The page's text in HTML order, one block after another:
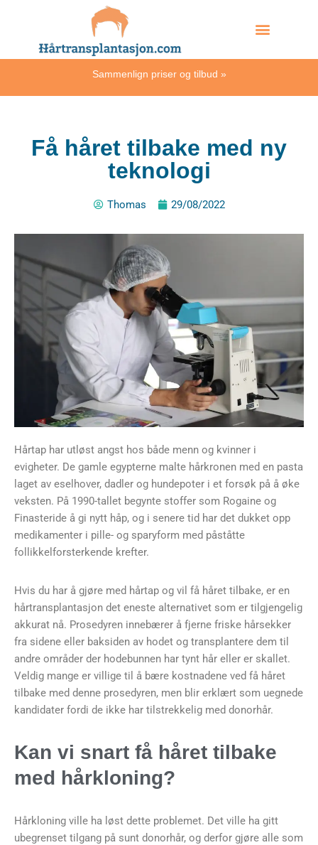
Sammenlign priser og tilbud »
Få håret tilbake med ny
teknologi
Thomas 29/08/2022
Hårtap har utløst angst hos både menn og kvinner i
evigheter. De gamle egypterne malte hårkronen med en pasta
laget av eselhover, dadler og hundepoter i et forsøk på å øke
veksten. På 1990-tallet begynte stoffer som Rogaine og
Finasteride å gi nytt håp, og i senere tid har det dukket opp
medikamenter i pille- og sparyform med påståtte
follikkelforsterkende krefter.
Hvis du har å gjøre med hårtap og vil få håret tilbake, er en
hårtransplantasjon det eneste alternativet som er tilgjengelig
akkurat nå. Prosedyren innebærer å fjerne friske hårsekker
fra sidene eller baksiden av hodet og transplantere dem til
andre områder der hodebunnen har tynt hår eller er skallet.
Veldig mange er villige til å bære kostnadene ved få håret
tilbake med denne prosedyren, men blir erklært som uegnede
kandidater fordi de ikke har tilstrekkelig med donorhår.
Kan vi snart få håret tilbake
med hårkloning?
Hårkloning ville ha løst dette problemet. Det ville ha gitt
ubegrenset tilgang på sunt donorhår, og derfor gjøre alle som